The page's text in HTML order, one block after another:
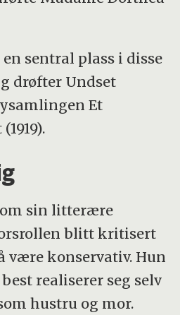
sentral plass i disse
drøfter Undset
Et
sin litterære
blitt kritisert
være konservativ. Hun
realiserer seg selv
hustru og mor.